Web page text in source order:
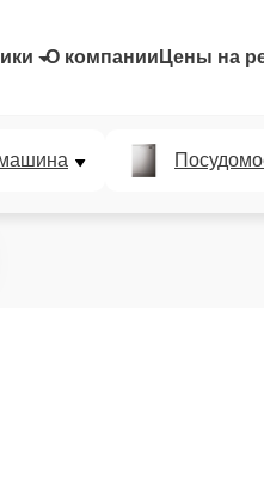
О компании Цены на